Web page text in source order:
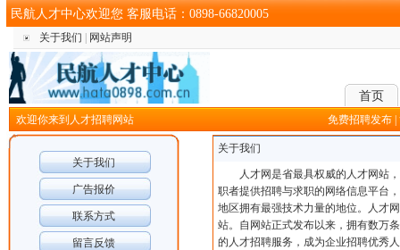
民航人才中心欢迎您 客服电话：0898-66820005
关于我们 网站声明
首页
欢迎你来到人才招聘网站 免费招聘发布|
关于我们
广告报价
联系方式
留言反馈
关于我们
人才网是省最具权威的人才网站，
职者提供招聘与求职的网络信息平台
地区拥有最强技术力量的地位。人才
站。自网站正式发布以来，拥有数万
的人才招聘服务，成为企业招聘优秀